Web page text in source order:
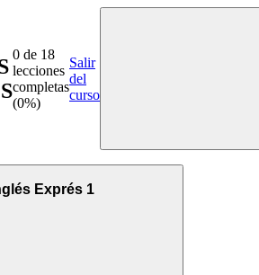
0 de 18
lecciones
completas
(0%)
Salir
del
curso
Exprés 1